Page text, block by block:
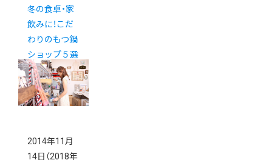
冬の食卓・家
飲みに！こだ
わりのもつ鍋
ショップ５選
2014年11月
14日 （2018年